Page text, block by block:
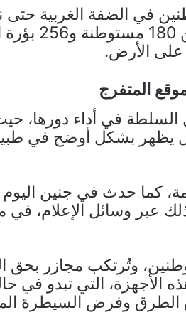
نحو 770 ألف
الأرض.
المتفرج
في أداء دورها،
بشكل أوضح في طبيعة
كما حدث في جنين اليوم
ذلك عبر وسائل الإعلام،
وتُرتكب مجازر بحق
الأجهزة، التي تبدو في
وفرض السيطرة